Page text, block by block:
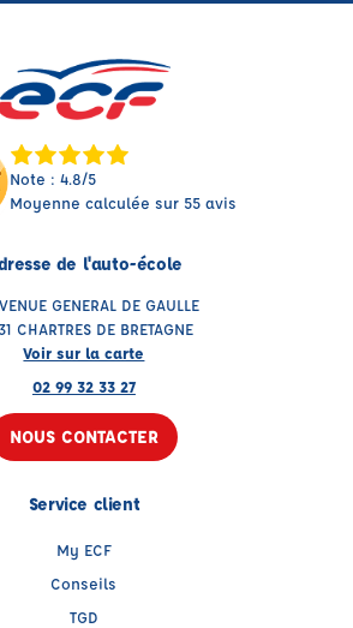
Note : 4.8/5
Moyenne calculée sur 55 avis
de l'auto-école
GENERAL DE GAULLE
CHARTRES DE BRETAGNE
Voir sur la carte
02 99 32 33 27
NOUS CONTACTER
Service client
My ECF
Conseils
TGD